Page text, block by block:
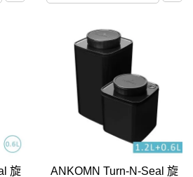
旋
ANKOMN Turn-N-Seal 旋